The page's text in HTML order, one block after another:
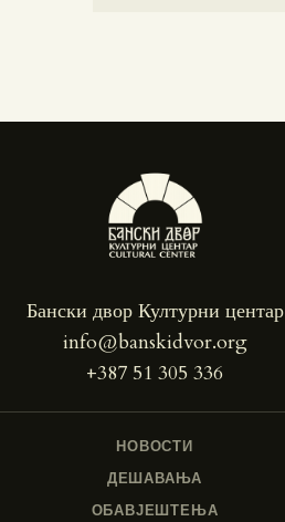
Бански двор Културни центар
info@banskidvor.org
+387 51 305 336
НОВОСТИ
ДЕШАВАЊА
ОБАВЈЕШТЕЊА